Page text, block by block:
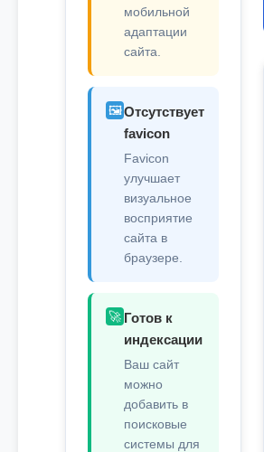
мобильной
адаптации
сайта.
🖼️Отсутствует
favicon
Favicon
улучшает
визуальное
восприятие
сайта в
браузере.
🚀 Готов к
индексации
Ваш сайт
можно
добавить в
поисковые
системы для